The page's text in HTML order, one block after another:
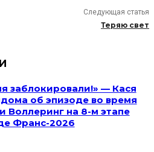
Следующая статья
Теряю свет
заблокировали!» — Кася
об эпизоде во время
Воллеринг на 8-м этапе
Франс-2026